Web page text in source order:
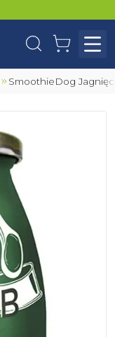
WyszukajKoszyk
SmoothieDog